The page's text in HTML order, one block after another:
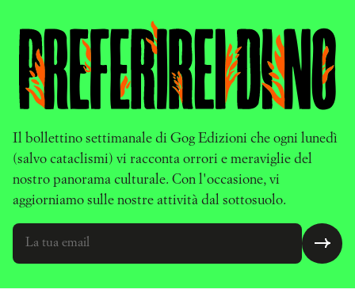
Il bollettino settimanale di Gog Edizioni che ogni lunedì
(salvo cataclismi) vi racconta orrori e meraviglie del
nostro panorama culturale. Con l'occasione, vi
aggiorniamo sulle nostre attività dal sottosuolo.